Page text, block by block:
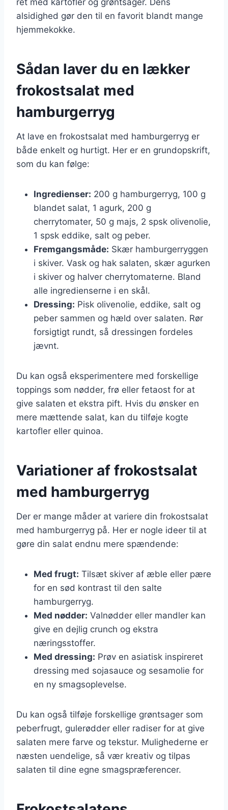
alsidighed gør den til en favorit blandt mange
hjemmekokke.
Sådan laver du en lækker
frokostsalat med
hamburgerryg
At lave en frokostsalat med hamburgerryg er
både enkelt og hurtigt. Her er en grundopskrift,
som du kan følge:
Ingredienser: 200 g hamburgerryg, 100 g
blandet salat, 1 agurk, 200 g
cherrytomater, 50 g majs, 2 spsk olivenolie,
1 spsk eddike, salt og peber.
Fremgangsmåde: Skær hamburgerryggen
i skiver. Vask og hak salaten, skær agurken
i skiver og halver cherrytomaterne. Bland
alle ingredienserne i en skål.
Dressing: Pisk olivenolie, eddike, salt og
peber sammen og hæld over salaten. Rør
forsigtigt rundt, så dressingen fordeles
jævnt.
Du kan også eksperimentere med forskellige
toppings som nødder, frø eller fetaost for at
give salaten et ekstra pift. Hvis du ønsker en
mere mættende salat, kan du tilføje kogte
kartofler eller quinoa.
Variationer af frokostsalat
med hamburgerryg
Der er mange måder at variere din frokostsalat
med hamburgerryg på. Her er nogle ideer til at
gøre din salat endnu mere spændende:
Med frugt: Tilsæt skiver af æble eller pære
for en sød kontrast til den salte
hamburgerryg.
Med nødder: Valnødder eller mandler kan
give en dejlig crunch og ekstra
næringsstoffer.
Med dressing: Prøv en asiatisk inspireret
dressing med sojasauce og sesamolie for
en ny smagsoplevelse.
Du kan også tilføje forskellige grøntsager som
peberfrugt, gulerødder eller radiser for at give
salaten mere farve og tekstur. Mulighederne er
næsten uendelige, så vær kreativ og tilpas
salaten til dine egne smagspræferencer.